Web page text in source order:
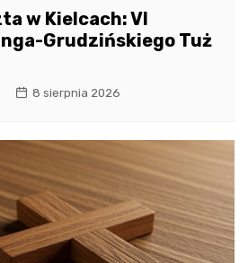
w Kielcach: VI
Grudzińskiego Tuż
8 sierpnia 2026